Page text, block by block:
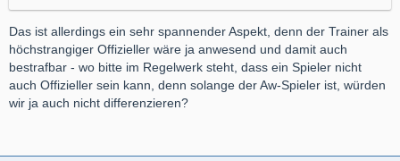
Das ist allerdings ein sehr spannender Aspekt, denn der Trainer als
höchstrangiger Offizieller wäre ja anwesend und damit auch
bestrafbar - wo bitte im Regelwerk steht, dass ein Spieler nicht
auch Offizieller sein kann, denn solange der Aw-Spieler ist, würden
wir ja auch nicht differenzieren?